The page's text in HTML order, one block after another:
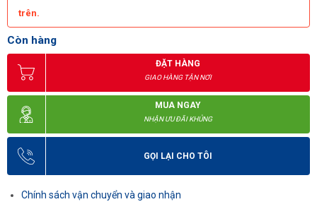
trên.
Còn hàng
ĐẶT HÀNG
GIAO HÀNG TẬN NƠI
MUA NGAY
NHẬN ƯU ĐÃI KHỦNG
GỌI LẠI CHO TÔI
Chính sách vận chuyển và giao nhận